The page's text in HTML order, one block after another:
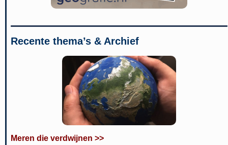
Recente thema’s & Archief
Meren die verdwijnen >>